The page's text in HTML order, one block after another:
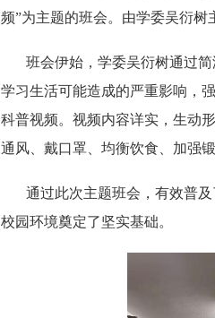
频”为主题的班会。由学委吴衍树
班会伊始，学委吴衍树通过
学习生活可能造成的严重影响，
科普视频。视频内容详实，生动
通风、戴口罩、均衡饮食、加强
通过此次主题班会，有效普
校园环境奠定了坚实基础。